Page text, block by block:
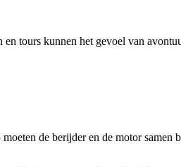
tours kunnen het gevoel van
de berijder en de motor samen